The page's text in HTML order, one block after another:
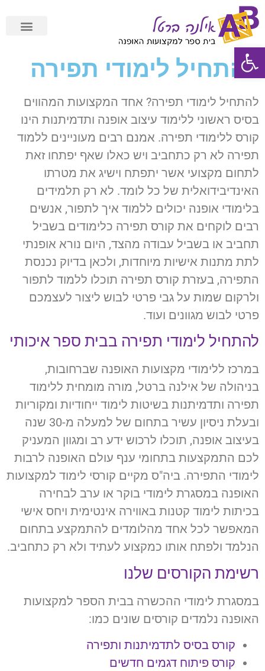
פתח סרגל נגישות
להתחיל לימודי תפירה
להתחיל לימודי תפירה? אחד המקצועות המהווים
בסיס ראשוני ללימוד עיצוב אופנה ותדמיתנות הינו
קורס ללימודי תפירה. אמנם רבים מעוניינים ללמוד
תפירה לא רק כתחביב ויש כאלו שאף יפתחו זאת
לתחום מקצועי אשר יתפתח וישיג את מטרתו
האינדיבידואלית של כל לומד. לא רק תלמידים
בלימודי אופנה יכולים ללמוד איך לתפור, אנשים
רבים לוקחים את קורס תפירה כלימודים בשביל
תחביב או בשביל עבודה מהצד, היום נורא אופנתי
לתת מתנות אישיות מיוחדות, ולכאן בדיוק נכנסת
התפירה, בעזרת קורס תפירה תוכלו ללמוד לתפור
ולרקום שמות על גבי פרטי לבוש ליצור לעצמכם
פרטי לבוש מגוונים ועוד.
להתחיל לימודי תפירה בבית ספר איכותי
במרכז ללימודי מקצועות האופנה שברחובות,
בניהולה של אילנה ברטל, מורה מומחית ללימוד
תפירה ותדמיתנות בשיטות לימוד ייחודיות ומקוריות
ובעלת ניסיון עשיר בתחום של למעלה מ-30 שנה
בעיצוב אופנה, תוכלו לרכוש ידע רב ומגוון המעניק
לכם התמקצעות בתחומי ענף עולם האופנה לרבות
לימודי התפירה. ביה"ס מקיים קורסי לימוד למקצועות
האופנה במסגרת לימודי בוקר או ערב לבחירה
בכיתות לימוד קטנות באווירה אינטימית ויחס אישי
המאפשר לכל אחד מהלומדים להתמקצע בתחום
הנלמד ולפתח אותו כמקצוע לעתיד ולא רק כתחביב.
רשימת הקורסים שלנו
במסגרת לימודי ההכשרה בבית הספר למקצועות
האופנה נלמדים קורסים שונים כמו:
קורס בסיס לתדמיתנות ותפירה
קורס פיתוח דגמים חדשים